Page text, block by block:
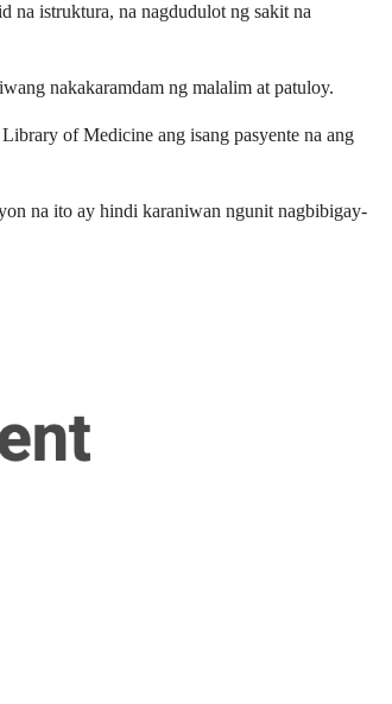
na istruktura, na nagdudulot ng sakit na
nakakaramdam ng malalim at patuloy.
of Medicine ang isang pasyente na ang
na ito ay hindi karaniwan ngunit nagbibigay-